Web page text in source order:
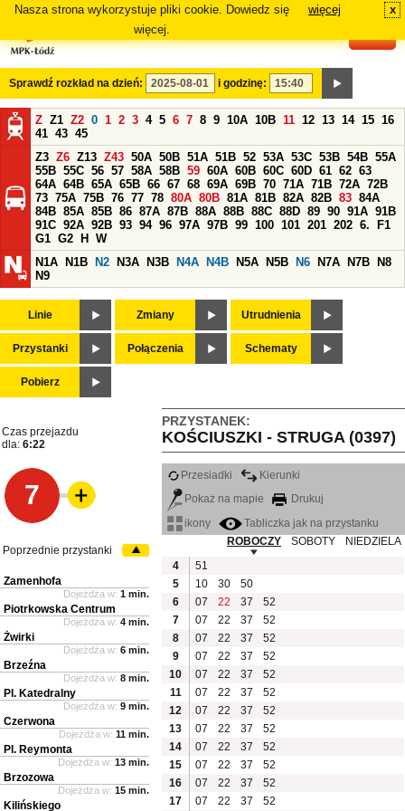
Nasza strona wykorzystuje pliki cookie. Dowiedz się
więcej.
więcej x
Sprawdź rozkład na dzień: i godzinę:
Z Z1 Z2 0 1 2 3 4 5 6 7 8 9 10A 10B 11 12 13 14 15 16
41 43 45
Z3 Z6 Z13 Z43 50A 50B 51A 51B 52 53A 53C 53B 54B 55A
55B 55C 56 57 58A 58B 59 60A 60B 60C 60D 61 62 63
64A 64B 65A 65B 66 67 68 69A 69B 70 71A 71B 72A 72B
73 75A 75B 76 77 78 80A 80B 81A 81B 82A 82B 83 84A
84B 85A 85B 86 87A 87B 88A 88B 88C 88D 89 90 91A 91B
91C 92A 92B 93 94 96 97A 97B 99 100 101 201 202 6.
F1
G1 G2 H
W
N1A
N1B N2 N3A N3B N4A N4B N5A N5B N6 N7A N7B
N8
N9
Linie Zmiany Utrudnienia
Przystanki Połączenia Schematy
Pobierz
PRZYSTANEK:
KOŚCIUSZKI - STRUGA (0397)
Czas przejazdu
dla: 6:22
7
Przesiadki
Kierunki
Pokaż na mapie
Drukuj
ikony
Tabliczka jak na przystanku
ROBOCZY
SOBOTY
NIEDZIELA
4
51
5
10 30
50
6
07 22 37
52
7
07 22 37
52
8
07 22 37
52
9
07 22 37
52
10
07 22 37
52
11
07 22 37
52
12
07 22 37
52
13
07 22 37
52
14
07 22 37
52
15
07 22 37
52
16
07 22 37
52
17
07 22 37 52
Poprzednie przystanki
Zamenhofa
Dojeżdża w: 1 min.
Piotrkowska Centrum
Dojeżdża w: 4 min.
Żwirki
Dojeżdża w: 6 min.
Brzeźna
Dojeżdża w: 8 min.
Pl. Katedralny
Dojeżdża w: 9 min.
Czerwona
Dojeżdża w: 11 min.
Pl. Reymonta
Dojeżdża w: 13 min.
Brzozowa
Dojeżdża w: 15 min.
Kilińskiego